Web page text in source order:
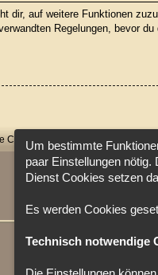
dir, auf weitere Funktionen
Regelungen, bevor
Cookie-
Cookies löschen
Um bestimmte
paar Einstellungen nötig.
Dienst Cookies setzen
Es werden Cookies
Technisch notwendige